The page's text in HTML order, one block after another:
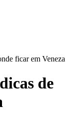
ficar em Veneza
de